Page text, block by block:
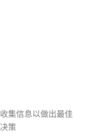
收集信息以做出最佳
决策